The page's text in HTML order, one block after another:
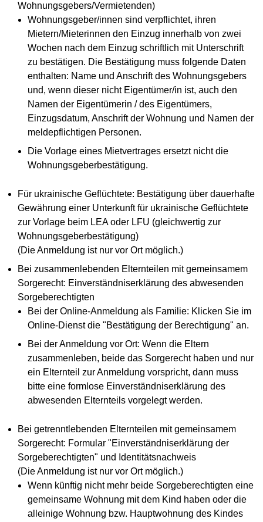
Wohnungsgebers/Vermietenden)
Wohnungsgeber/innen sind verpflichtet, ihren
Mietern/Mieterinnen den Einzug innerhalb von zwei
Wochen nach dem Einzug schriftlich mit Unterschrift
zu bestätigen. Die Bestätigung muss folgende Daten
enthalten: Name und Anschrift des Wohnungsgebers
und, wenn dieser nicht Eigentümer/in ist, auch den
Namen der Eigentümerin / des Eigentümers,
Einzugsdatum, Anschrift der Wohnung und Namen der
meldepflichtigen Personen.
Die Vorlage eines Mietvertrages ersetzt nicht die
Wohnungsgeberbestätigung.
Für ukrainische Geflüchtete: Bestätigung über dauerhafte
Gewährung einer Unterkunft für ukrainische Geflüchtete
zur Vorlage beim LEA oder LFU (gleichwertig zur
Wohnungsgeberbestätigung)
(Die Anmeldung ist nur vor Ort möglich.)
Bei zusammenlebenden Elternteilen mit gemeinsamem
Sorgerecht: Einverständniserklärung des abwesenden
Sorgeberechtigten
Bei der Online-Anmeldung als Familie: Klicken Sie im
Online-Dienst die "Bestätigung der Berechtigung" an.
Bei der Anmeldung vor Ort: Wenn die Eltern
zusammenleben, beide das Sorgerecht haben und nur
ein Elternteil zur Anmeldung vorspricht, dann muss
bitte eine formlose Einverständniserklärung des
abwesenden Elternteils vorgelegt werden.
Bei getrenntlebenden Elternteilen mit gemeinsamem
Sorgerecht: Formular "Einverständniserklärung der
Sorgeberechtigten" und Identitätsnachweis
(Die Anmeldung ist nur vor Ort möglich.)
Wenn künftig nicht mehr beide Sorgeberechtigten eine
gemeinsame Wohnung mit dem Kind haben oder die
alleinige Wohnung bzw. Hauptwohnung des Kindes